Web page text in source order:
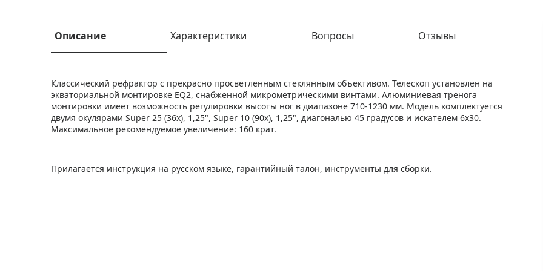
Описание Характеристики Вопросы Отзывы
Классический рефрактор с прекрасно просветленным стеклянным объективом. Телескоп установлен на
экваториальной монтировке EQ2, снабженной микрометрическими винтами. Алюминиевая тренога
монтировки имеет возможность регулировки высоты ног в диапазоне 710-1230 мм. Модель комплектуется
двумя окулярами Super 25 (36x), 1,25", Super 10 (90x), 1,25", диагональю 45 градусов и искателем 6х30.
Максимальное рекомендуемое увеличение: 160 крат.
Прилагается инструкция на русском языке, гарантийный талон, инструменты для сборки.